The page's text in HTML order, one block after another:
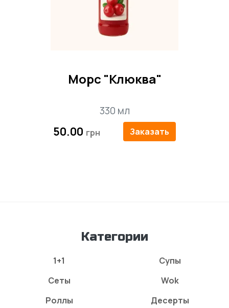
Морс "Клюква"
330 мл
50.00 Заказать
Категории
1+1
Сеты
Роллы
Супы
Wok
Десерты